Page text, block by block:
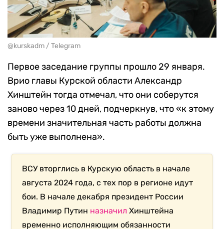
@kurskadm / Telegram
Первое заседание группы прошло 29 января.
Врио главы Курской области Александр
Хинштейн тогда отмечал, что они соберутся
заново через 10 дней, подчеркнув, что «к этому
времени значительная часть работы должна
быть уже выполнена».
ВСУ вторглись в Курскую область в начале
августа 2024 года, с тех пор в регионе идут
бои. В начале декабря президент России
Владимир Путин назначил Хинштейна
временно исполняющим обязанности